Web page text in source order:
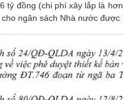
tỷ đồng (chi phí xây lắp là
ngân sách Nhà nước